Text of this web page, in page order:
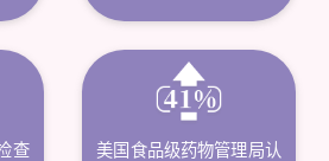
查
美国食品级药物管理局认